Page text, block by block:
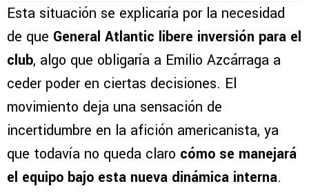
Esta situación se explicaría por la necesidad
de que General Atlantic libere inversión para el
club, algo que obligaría a Emilio Azcárraga a
ceder poder en ciertas decisiones. El
movimiento deja una sensación de
incertidumbre en la afición americanista, ya
que todavía no queda claro cómo se manejará
el equipo bajo esta nueva dinámica interna.